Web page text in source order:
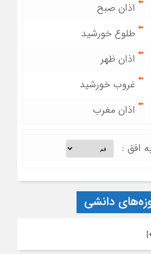
اذان صبح
طلوع خورشید
اذان ظهر
غروب خورشید
اذان مغرب
افق :
دانشی